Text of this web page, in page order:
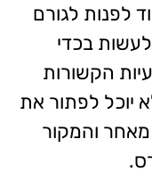
לפנות לגורם
בכדי
הקשורות
יוכל לפתור את
מאחר והמקור